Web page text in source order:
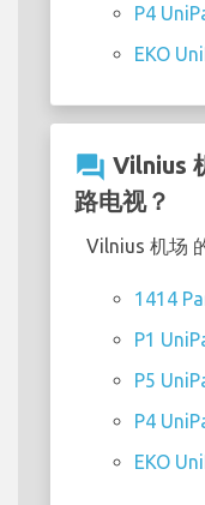
P4
EKO
question_answer Vilnius
路电视？
Vilnius 机场
1414
P1
P5
P4
EKO